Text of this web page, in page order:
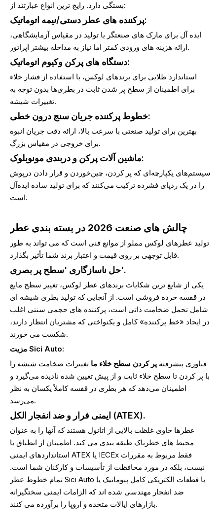
بستگی دارد. رایج ترین انواع عبارتند از:
پرکننده های عطر دستی/نیمه اتوماتیک:
ایده آل برای مارک های صنعتگر یا تولید در مقیاس آزمایشگاهی،
ارائه هزینه های ورودی کمتر اما نیاز به مداخله بیشتر اپراتور.
دستگاه های پرکن وکیوم اتوماتیک:
استاندارد طلایی برای برندهای لوکس، با استفاده از فشار خلاء
برای اطمینان از سطح پر شدن ثابت در بطری‌ها بدون توجه به
تغییرات شیشه.
خطوط پرکننده جریان سنج درون خطی:
بهترین برای تولید صنعتی با سرعت بالا، ارائه دقت جریان انبوه
برای خروجی در مقیاس بزرگ.
ماشین آلات پرکن و دربندی مونوبلوک:
سیستم‌های یکپارچه‌ای که پر کردن، چین‌خوردن و قرار دادن درپوش
را در یک ردپای فشرده ترکیب می‌کنند که برای تولید ساده ایده‌آل
است.
چالش های صنعت 2026 در بسته بندی عطر
تولید عطرهای لوکس مملو از موانع فنی است که می تواند به طور
قابل توجهی بر روی قیمت و اعتبار برند شما تأثیر بگذارد.
حل ناسازگاری 'سطح پر بصری'.
یکی از شایع ترین شکایات برندهای عطر لوکس، تغییر سطح مایع
در قفسه خرده فروشی است. از آنجایی که تولید بطری شیشه ای
شامل تحمل ضخامت ذاتی است، پرکننده های حجمی سنتی اغلب
در ایجاد «خط پرکننده» کامل و یکنواختی که مشتریان انتظار دارند،
شکست می خورند.
مزیت Sici Auto:
فناوری پیشرفته پر کردن سطح خلاء ما تغییرات ضخامت شیشه را
با پر کردن تا سطح خلاء ثابت و از پیش تعیین شده نادیده می‌گیرد و
اطمینان می‌دهد که هر بطری در قفسه کاملاً یکسان به نظر
می‌رسد.
ایمنی فرار و ضد انفجار الکل (ATEX).
عطرها حاوی غلظت بالایی از اتانول هستند که آنها را به عنوان
محیط های خطرناک طبقه بندی می کند. اطمینان از انطباق با
استانداردهای ایمنی ATEX یا IECEx فقط مربوط به مقررات
نیست، بلکه در مورد محافظت از تأسیسات و کارکنان شما است.
تمام خطوط عطر Sici Auto با قطعات الکتریکی کامل پنوماتیک یا
ضد انفجار مهندسی شده اند که الزامات ایمنی سختگیرانه
بازارهای ایالات متحده و اروپا را برآورده می کنند.